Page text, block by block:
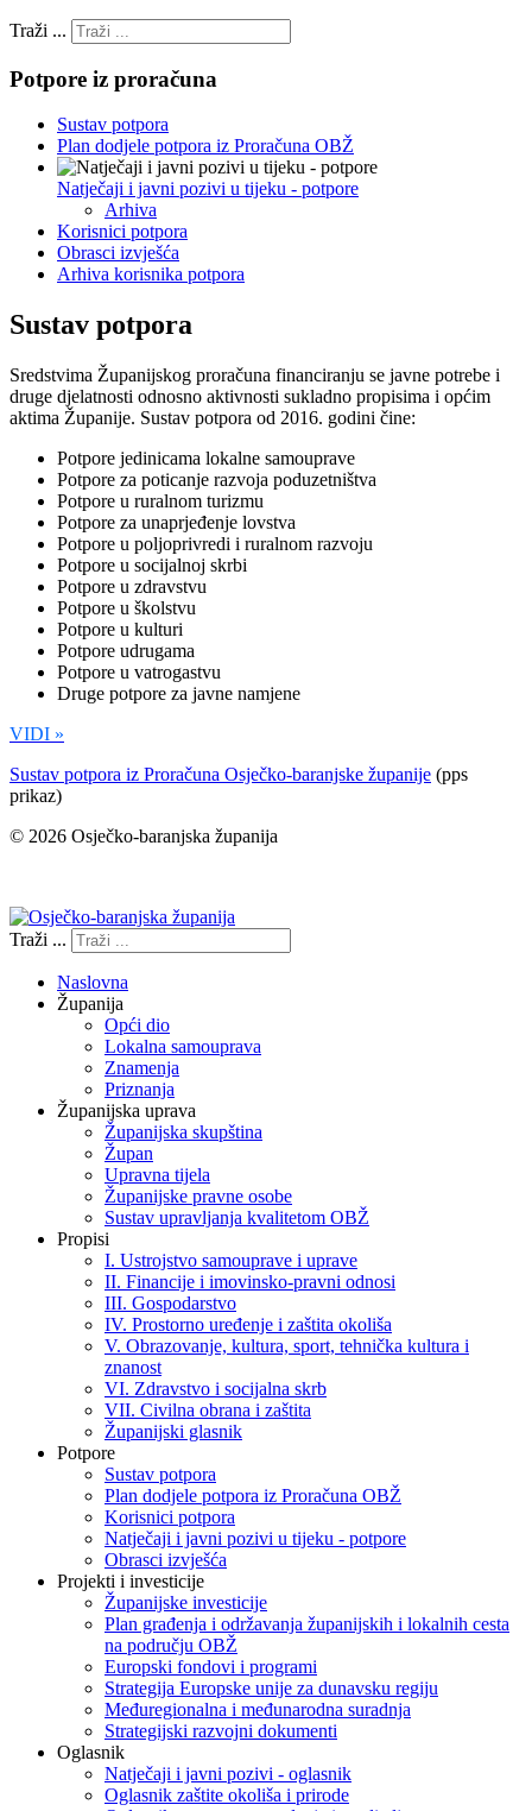
Traži ...
Potpore iz proračuna
Sustav potpora
Plan dodjele potpora iz Proračuna OBŽ
Natječaji i javni pozivi u tijeku - potpore
Arhiva
Korisnici potpora
Obrasci izvješća
Arhiva korisnika potpora
Sustav potpora
Sredstvima Županijskog proračuna financiranju se javne potrebe i
druge djelatnosti odnosno aktivnosti sukladno propisima i općim
aktima Županije. Sustav potpora od 2016. godini čine:
Potpore jedinicama lokalne samouprave
Potpore za poticanje razvoja poduzetništva
Potpore u ruralnom turizmu
Potpore za unaprjeđenje lovstva
Potpore u poljoprivredi i ruralnom razvoju
Potpore u socijalnoj skrbi
Potpore u zdravstvu
Potpore u školstvu
Potpore u kulturi
Potpore udrugama
Potpore u vatrogastvu
Druge potpore za javne namjene
VIDI »
Sustav potpora iz Proračuna Osječko-baranjske županije (pps
prikaz)
© 2026 Osječko-baranjska županija
Traži ...
Naslovna
Županija
Opći dio
Lokalna samouprava
Znamenja
Priznanja
Županijska uprava
Županijska skupština
Župan
Upravna tijela
Županijske pravne osobe
Sustav upravljanja kvalitetom OBŽ
Propisi
I. Ustrojstvo samouprave i uprave
II. Financije i imovinsko-pravni odnosi
III. Gospodarstvo
IV. Prostorno uređenje i zaštita okoliša
V. Obrazovanje, kultura, sport, tehnička kultura i
znanost
VI. Zdravstvo i socijalna skrb
VII. Civilna obrana i zaštita
Županijski glasnik
Potpore
Sustav potpora
Plan dodjele potpora iz Proračuna OBŽ
Korisnici potpora
Natječaji i javni pozivi u tijeku - potpore
Obrasci izvješća
Projekti i investicije
Županijske investicije
Plan građenja i održavanja županijskih i lokalnih cesta
na području OBŽ
Europski fondovi i programi
Strategija Europske unije za dunavsku regiju
Međuregionalna i međunarodna suradnja
Strategijski razvojni dokumenti
Oglasnik
Natječaji i javni pozivi - oglasnik
Oglasnik zaštite okoliša i prirode